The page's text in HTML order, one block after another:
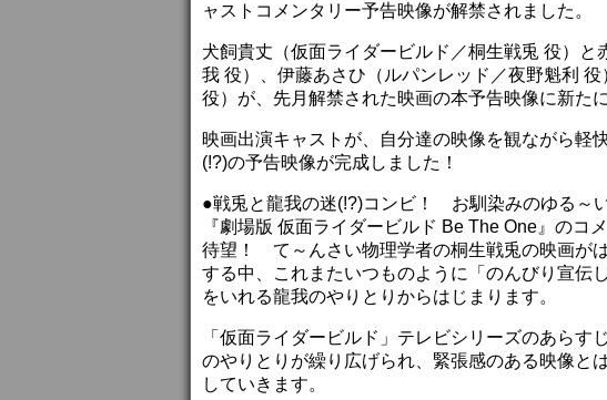
ャストコメンタリー予告映像が解禁されました。
犬飼貴丈（仮面ライダービルド／桐生戦兎 役）
我 役）、伊藤あさひ（ルパンレッド／夜野魁利
役）が、先月解禁された映画の本予告映像に新た
映画出演キャストが、自分達の映像を観ながら軽
(!?)の予告映像が完成しました！
●戦兎と龍我の迷(!?)コンビ！ お馴染みのゆる～
『劇場版 仮面ライダービルド Be The One』の
待望！ て～んさい物理学者の桐生戦兎の映画が
する中、これまたいつものように「のんびり宣伝
をいれる龍我のやりとりからはじまります。
「仮面ライダービルド」テレビシリーズのあら
のやりとりが繰り広げられ、緊張感のある映像と
していきます。